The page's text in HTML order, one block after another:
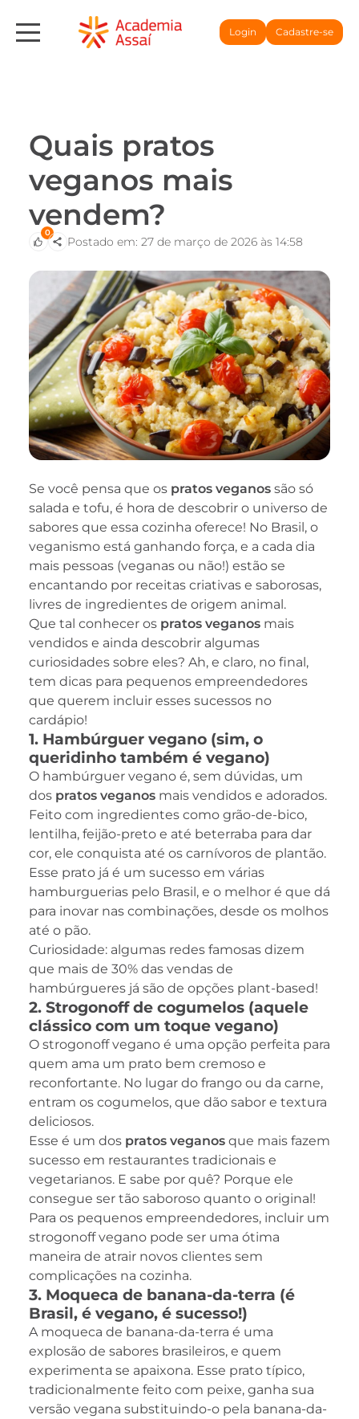
Login Cadastre-se
Quais pratos
veganos mais
vendem?
0
Postado em: 27 de março de 2026 às 14:58
Se você pensa que os pratos veganos são só
salada e tofu, é hora de descobrir o universo de
sabores que essa cozinha oferece! No Brasil, o
veganismo está ganhando força, e a cada dia
mais pessoas (veganas ou não!) estão se
encantando por receitas criativas e saborosas,
livres de ingredientes de origem animal.
Que tal conhecer os pratos veganos mais
vendidos e ainda descobrir algumas
curiosidades sobre eles? Ah, e claro, no final,
tem dicas para pequenos empreendedores
que querem incluir esses sucessos no
cardápio!
1. Hambúrguer vegano (sim, o
queridinho também é vegano)
O hambúrguer vegano é, sem dúvidas, um
dos pratos veganos mais vendidos e adorados.
Feito com ingredientes como grão-de-bico,
lentilha, feijão-preto e até beterraba para dar
cor, ele conquista até os carnívoros de plantão.
Esse prato já é um sucesso em várias
hamburguerias pelo Brasil, e o melhor é que dá
para inovar nas combinações, desde os molhos
até o pão.
Curiosidade: algumas redes famosas dizem
que mais de 30% das vendas de
hambúrgueres já são de opções plant-based!
2. Strogonoff de cogumelos (aquele
clássico com um toque vegano)
O strogonoff vegano é uma opção perfeita para
quem ama um prato bem cremoso e
reconfortante. No lugar do frango ou da carne,
entram os cogumelos, que dão sabor e textura
deliciosos.
Esse é um dos pratos veganos que mais fazem
sucesso em restaurantes tradicionais e
vegetarianos. E sabe por quê? Porque ele
consegue ser tão saboroso quanto o original!
Para os pequenos empreendedores, incluir um
strogonoff vegano pode ser uma ótima
maneira de atrair novos clientes sem
complicações na cozinha.
3. Moqueca de banana-da-terra (é
Brasil, é vegano, é sucesso!)
A moqueca de banana-da-terra é uma
explosão de sabores brasileiros, e quem
experimenta se apaixona. Esse prato típico,
tradicionalmente feito com peixe, ganha sua
versão vegana substituindo-o pela banana-da-